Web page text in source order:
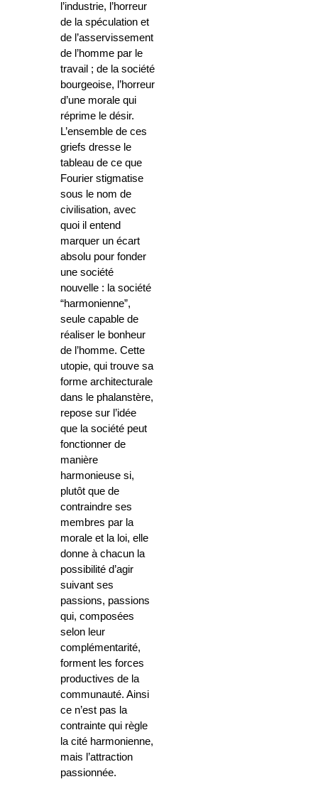
l’industrie, l’horreur
de la spéculation et
de l’asservissement
de l’homme par le
travail ; de la société
bourgeoise, l’horreur
d’une morale qui
réprime le désir.
L’ensemble de ces
griefs dresse le
tableau de ce que
Fourier stigmatise
sous le nom de
civilisation, avec
quoi il entend
marquer un écart
absolu pour fonder
une société
nouvelle : la société
“harmonienne”,
seule capable de
réaliser le bonheur
de l’homme. Cette
utopie, qui trouve sa
forme architecturale
dans le phalanstère,
repose sur l’idée
que la société peut
fonctionner de
manière
harmonieuse si,
plutôt que de
contraindre ses
membres par la
morale et la loi, elle
donne à chacun la
possibilité d’agir
suivant ses
passions, passions
qui, composées
selon leur
complémentarité,
forment les forces
productives de la
communauté. Ainsi
ce n’est pas la
contrainte qui règle
la cité harmonienne,
mais l’attraction
passionnée.